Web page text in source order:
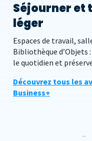
Séjourner et
léger
Espaces de travail,
Bibliothèque d’Objets
le quotidien et
Découvrez tous les
Business+